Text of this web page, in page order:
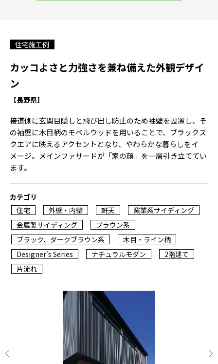
住宅施工例
カッコよさと力強さを兼ね備えた外観デザイ
ン
【長野県】
接道側に玄関目隠しと飛び出し防止のため袖壁を設置し、そ
の袖壁に木目柄のモベルウッドを用いることで、ブラックス
クエアに映えるアクセントとなり、やわらかな暮らしをイ
メージ。メインファサードが「家の顔」を一層引き立ててい
ます。
カテゴリ
住宅
外壁・内壁 軒天
窯業系サイディング
金属製サイディング
ブラウン系
ブラック、ダークブラウン系
木目・ライン柄
Designer's Series
ナチュラルモダン
2階建て
片流れ